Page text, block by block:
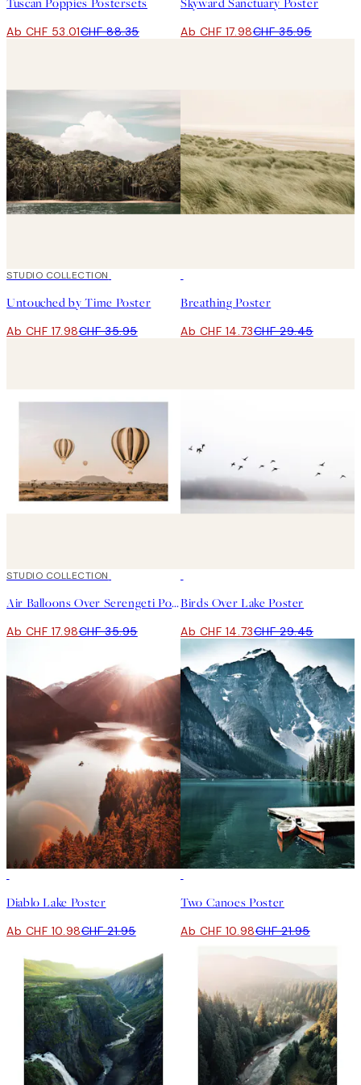
Tuscan Poppies Postersets
Ab CHF 53.01CHF 88.35
Skyward Sanctuary Poster
Ab CHF 17.98CHF 35.95
50%*
STUDIO COLLECTION
Untouched by Time Poster
Ab CHF 17.98CHF 35.95
Breathing Poster
Ab CHF 14.73CHF 29.45
50%*
STUDIO COLLECTION
Air Balloons Over Serengeti Poster
Ab CHF 17.98CHF 35.95
Birds Over Lake Poster
Ab CHF 14.73CHF 29.45
Diablo Lake Poster
Ab CHF 10.98CHF 21.95
Two Canoes Poster
Ab CHF 10.98CHF 21.95